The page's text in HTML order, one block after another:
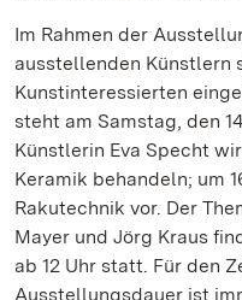
Im Rahmen der
ausstellenden Künstlern
Kunstinteressierten
steht am Samstag, den
Künstlerin Eva Specht
Keramik behandeln; um
Rakutechnik vor. Der
Mayer und Jörg Kraus
ab 12 Uhr statt. Für den
Ausstellungsdauer ist